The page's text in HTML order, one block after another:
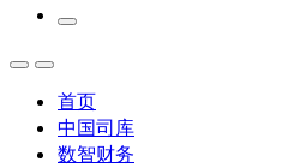
首页
中国司库
数智财务